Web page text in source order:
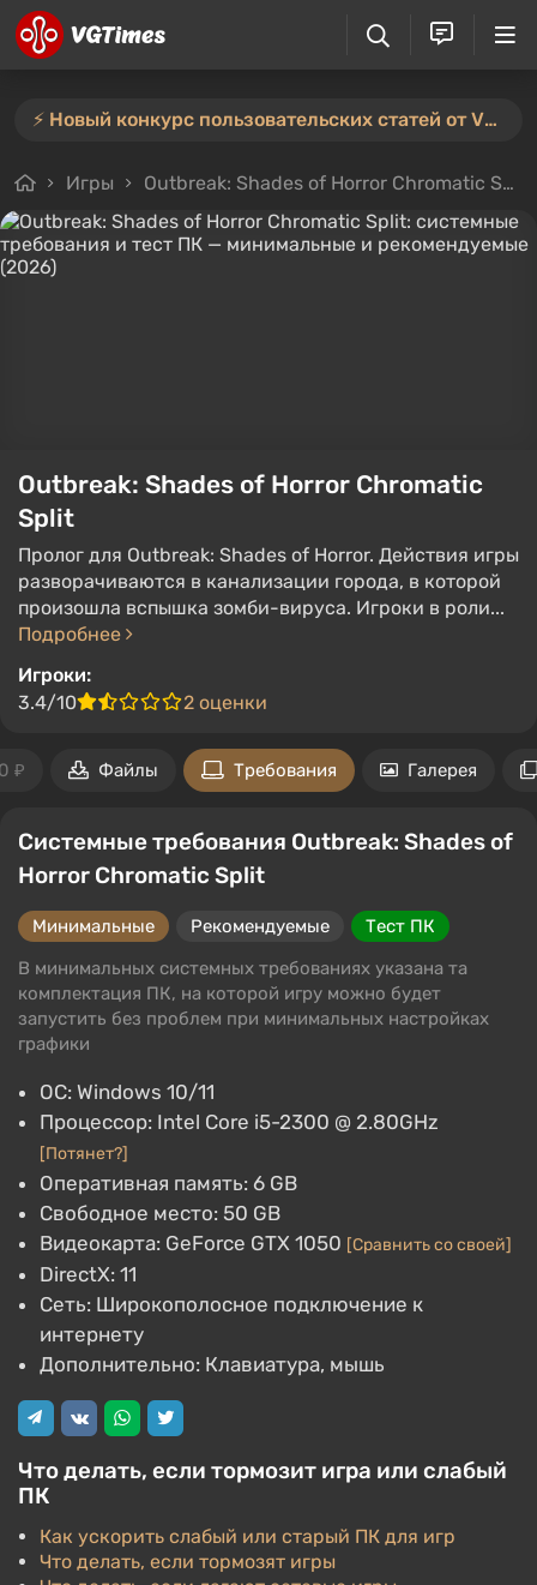
⚡️ Новый конкурс пользовательских статей от VGTimes — участвуйте тут ⚡️
Игры Outbreak: Shades of Horror Chromatic Split
Outbreak: Shades of Horror Chromatic
Split
Пролог для Outbreak: Shades of Horror. Действия игры
разворачиваются в канализации города, в которой
произошла вспышка зомби-вируса. Игроки в роли...
Подробнее
Игроки:
3.4/10
2 оценки
₽ Файлы Требования Галерея
Системные требования Outbreak: Shades of
Horror Chromatic Split
Минимальные Рекомендуемые
Тест ПК
В минимальных системных требованиях указана та
комплектация ПК, на которой игру можно будет
запустить без проблем при минимальных настройках
графики
ОС: Windows 10/11
Процессор: Intel Core i5-2300 @ 2.80GHz
[Потянет?]
Оперативная память: 6 GB
Свободное место: 50 GB
Видеокарта: GeForce GTX 1050 [Сравнить со своей]
DirectX: 11
Сеть: Широкополосное подключение к
интернету
Дополнительно: Клавиатура, мышь
Что делать, если тормозит игра или слабый
ПК
Как ускорить слабый или старый ПК для игр
Что делать, если тормозят игры